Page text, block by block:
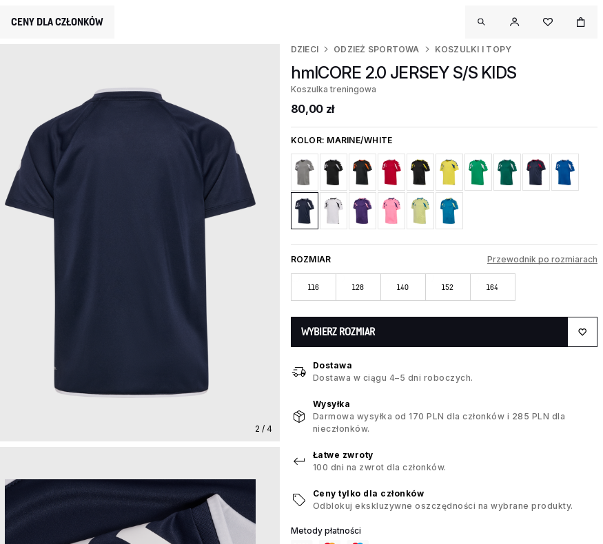
CENY DLA CZŁONKÓW
2 / 4
DZIECI ODZIEŻ SPORTOWA KOSZULKI I TOPY
hmlCORE 2.0 JERSEY S/S KIDS
Koszulka treningowa
80,00 zł
KOLOR: MARINE/WHITE
ROZMIAR Przewodnik po rozmiarach
116 128 140 152 164
WYBIERZ ROZMIAR
Dostawa
Dostawa w ciągu 4–5 dni roboczych.
Wysyłka
Darmowa wysyłka od 170 PLN dla członków i 285 PLN dla
nieczłonków.
Łatwe zwroty
100 dni na zwrot dla członków.
Ceny tylko dla członków
Odblokuj ekskluzywne oszczędności na wybrane produkty.
Metody płatności